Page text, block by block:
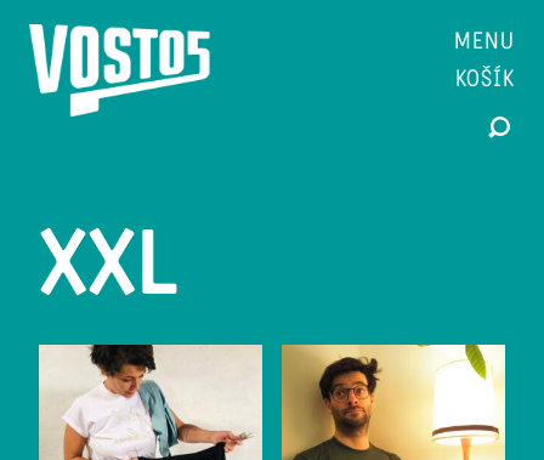
MENU
KOŠÍK
XXL